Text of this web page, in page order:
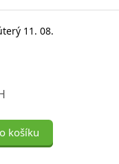
11. 08.
košíku